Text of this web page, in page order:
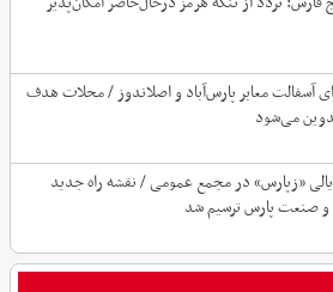
آسفالت معابر پارس‌آباد و اصلاندوز / محلات هدف
می‌شود
سود ۲۱۸ ریالی «زپارس» در مجمع عمومی / نقشه راه جدید
صنعت پارس ترسیم شد